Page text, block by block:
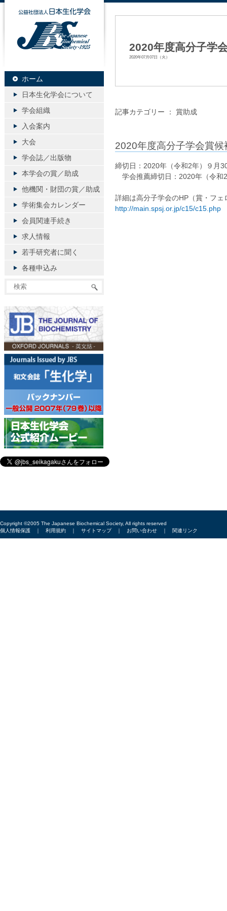
2020年度高分子学
2020年07月07日（火）
記事カテゴリー ： 賞助成
2020年度高分子学会賞
締切日：2020年（令和2年）９月
学会推薦締切日：2020年（令和
詳細は高分子学会のHP（賞・フ
http://main.spsj.or.jp/c15/c15.php
公益社団法人日本生化学会
ホーム
日本生化学会について
学会組織
入会案内
大会
学会誌／出版物
本学会の賞／助成
他機関・財団の賞／助成
学術集会カレンダー
会員関連手続き
求人情報
若手研究者に聞く
各種申込み
Copyright ©2005 The Japanese Biochemical Society, All rights reserved
個人情報保護 ｜ 利用規約 ｜ サイトマップ｜ お問い合わせ ｜ 関連リンク